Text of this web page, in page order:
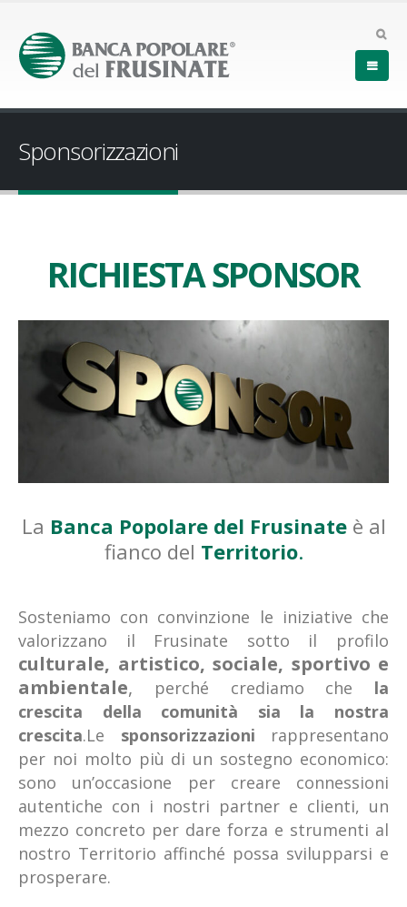
Sponsorizzazioni
RICHIESTA SPONSOR
La Banca Popolare del Frusinateè al
fianco del Territorio.
Sosteniamo con convinzione le iniziative che
valorizzano il Frusinate sotto il profilo
culturale, artistico, sociale, sportivo e
ambientale, perché crediamo che la
crescita della comunità sia la nostra
crescita.Le sponsorizzazioni rappresentano
per noi molto più di un sostegno economico:
sono un’occasione per creare connessioni
autentiche con i nostri partner e clienti, un
mezzo concreto per dare forza e strumenti al
nostro Territorio affinché possa svilupparsi e
prosperare.